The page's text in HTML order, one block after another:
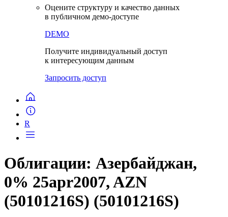
Готовые модули интеграции
Документация
в публичном демо-доступе
Облигации: Азербайджан,